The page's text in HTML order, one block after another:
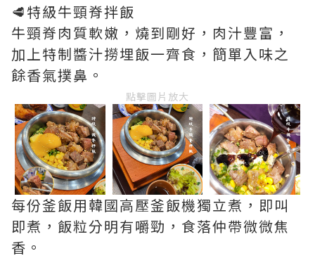
🥩特級牛頸脊拌飯
牛頸脊肉質軟嫩，燒到剛好，肉汁豐富，
加上特制醬汁撈埋飯一齊食，簡單入味之
餘香氣撲鼻。
點擊圖片放大
每份釜飯用韓國高壓釜飯機獨立煮，即叫
即煮，飯粒分明有嚼勁，食落仲帶微微焦
香。